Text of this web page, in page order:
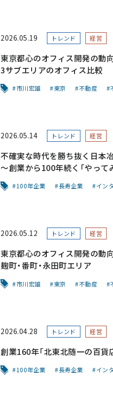
2026.05.19 トレンド 経営
東京都心のオフィス開発の動
3サブエリアのオフィス比較
市川宏雄 東京 不動産
2026.05.14 トレンド 経営
不確実な時代を勝ち抜く日本
～創業から100年続く「やっ
100年企業 長寿企業 イン
2026.05.12 トレンド 経営
東京都心のオフィス開発の動
麹町・番町・永田町エリア
市川宏雄 東京 不動産
2026.04.28 トレンド 経営
創業160年「北東北随一の百貨
100年企業 長寿企業 イン